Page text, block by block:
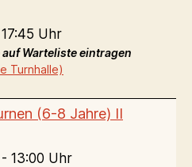
Uhr
Warteliste eintragen
Turnhalle)
(6-8 Jahre) II
13:00 Uhr